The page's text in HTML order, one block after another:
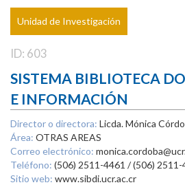
Unidad de Investigación
ID: 603
SISTEMA BIBLIOTECA
E INFORMACIÓN
Director o directora: Licda. Mónica
Área: OTRAS AREAS
Correo electrónico:
Teléfono: (506) 2511-4461 / (506) 2511-
Sitio web: www.sibdi.ucr.ac.cr